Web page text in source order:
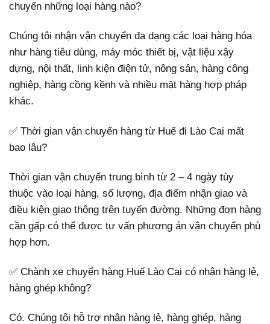
chuyển những loại hàng nào?
Chúng tôi nhận vận chuyển đa dạng các loại hàng hóa
như hàng tiêu dùng, máy móc thiết bị, vật liệu xây
dựng, nội thất, linh kiện điện tử, nông sản, hàng công
nghiệp, hàng cồng kềnh và nhiều mặt hàng hợp pháp
khác.
✅ Thời gian vận chuyển hàng từ Huế đi Lào Cai mất
bao lâu?
Thời gian vận chuyển trung bình từ 2 – 4 ngày tùy
thuộc vào loại hàng, số lượng, địa điểm nhận giao và
điều kiện giao thông trên tuyến đường. Những đơn hàng
cần gấp có thể được tư vấn phương án vận chuyển phù
hợp hơn.
✅ Chành xe chuyển hàng Huế Lào Cai có nhận hàng lẻ,
hàng ghép không?
Có. Chúng tôi hỗ trợ nhận hàng lẻ, hàng ghép, hàng